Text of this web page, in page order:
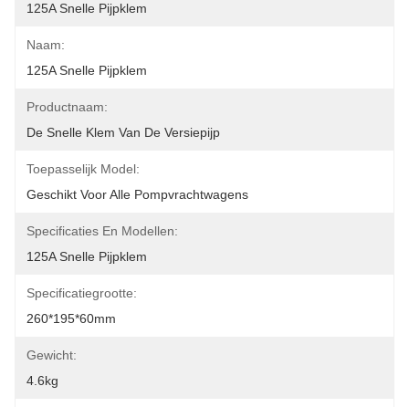
125A Snelle Pijpklem
Naam:
125A Snelle Pijpklem
Productnaam:
De Snelle Klem Van De Versiepijp
Toepasselijk Model:
Geschikt Voor Alle Pompvrachtwagens
Specificaties En Modellen:
125A Snelle Pijpklem
Specificatiegrootte:
260*195*60mm
Gewicht:
4.6kg